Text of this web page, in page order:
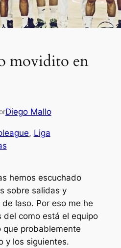
movidito en
Diego Mallo
, Liga
hemos escuchado
sobre salidas y
laso. Por eso me he
como está el equipo
que probablemente
y los siguientes.